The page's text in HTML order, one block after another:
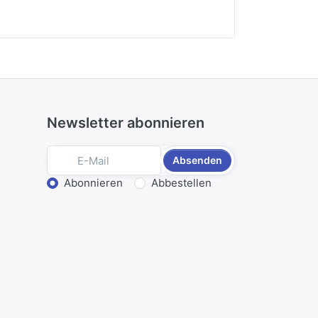
Newsletter abonnieren
Absenden
Aktion wählen
Abonnieren Abbestellen